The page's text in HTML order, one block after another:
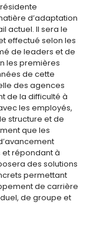
d’adaptation
actuel. Il sera le
effectué selon les
de leaders et de
les premières
de cette
des agences
de la difficulté à
les employés,
structure et de
que les
répondant à
des solutions
permettant
de carrière
de groupe et